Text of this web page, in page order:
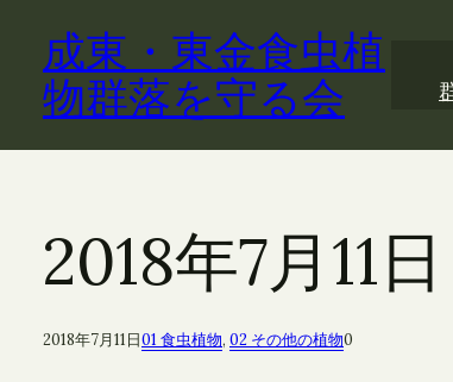
キ
成東・東金食虫植
物群落を守る会
2018年7月11
2018年7月11日01 食虫植物, 02 その他の植物0